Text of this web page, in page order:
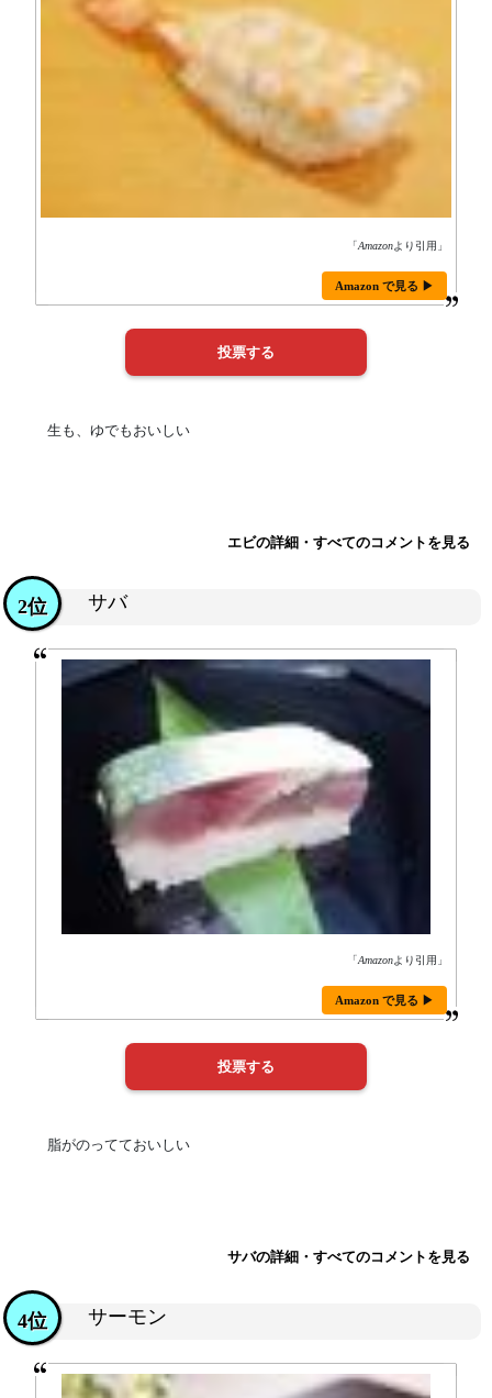
「Amazonより引用」
Amazon で見る ▶
生も、ゆでもおいしい
エビの詳細・すべてのコメントを見る
サバ
2位
「Amazonより引用」
Amazon で見る ▶
脂がのってておいしい
サバの詳細・すべてのコメントを見る
サーモン
4位